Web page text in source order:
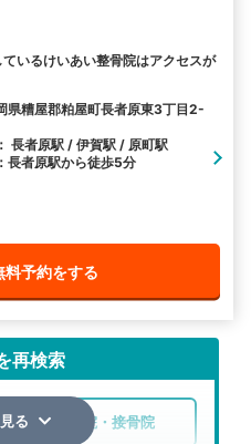
いるけいあい整骨院はアクセスが
県糟屋郡粕屋町長者原東3丁目2-
長者原駅 / 伊賀駅 / 原町駅
長者原駅から徒歩5分
料予約をする
再検索
整骨院・接骨院
る